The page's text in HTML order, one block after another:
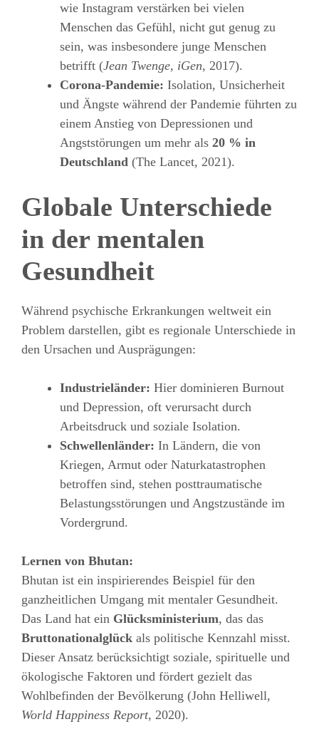
wie Instagram verstärken bei vielen
Menschen das Gefühl, nicht gut genug zu
sein, was insbesondere junge Menschen
betrifft (Jean Twenge, iGen, 2017).
Corona-Pandemie: Isolation, Unsicherheit
und Ängste während der Pandemie führten zu
einem Anstieg von Depressionen und
Angststörungen um mehr als 20 % in
Deutschland (The Lancet, 2021).
Globale Unterschiede
in der mentalen
Gesundheit
Während psychische Erkrankungen weltweit ein
Problem darstellen, gibt es regionale Unterschiede in
den Ursachen und Ausprägungen:
Industrieländer: Hier dominieren Burnout
und Depression, oft verursacht durch
Arbeitsdruck und soziale Isolation.
Schwellenländer: In Ländern, die von
Kriegen, Armut oder Naturkatastrophen
betroffen sind, stehen posttraumatische
Belastungsstörungen und Angstzustände im
Vordergrund.
Lernen von Bhutan:
Bhutan ist ein inspirierendes Beispiel für den
ganzheitlichen Umgang mit mentaler Gesundheit.
Das Land hat ein Glücksministerium, das das
Bruttonationalglück als politische Kennzahl misst.
Dieser Ansatz berücksichtigt soziale, spirituelle und
ökologische Faktoren und fördert gezielt das
Wohlbefinden der Bevölkerung (John Helliwell,
World Happiness Report, 2020).